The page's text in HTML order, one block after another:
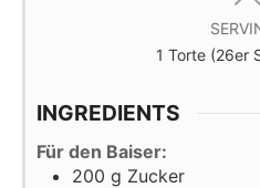
1 Torte (26er
INGREDIENTS
Für den Baiser:
200 g Zucker